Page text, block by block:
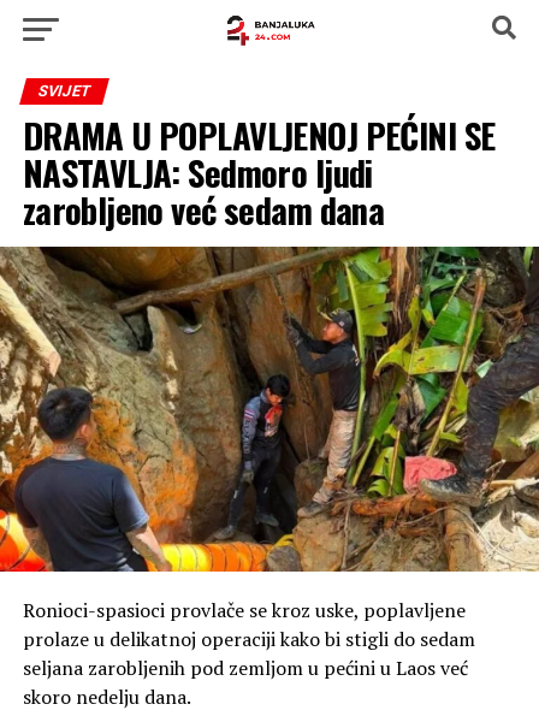
SVIJET
DRAMA U POPLAVLJENOJ PEĆINI SE
NASTAVLJA: Sedmoro ljudi
zarobljeno već sedam dana
Ronioci-spasioci provlače se kroz uske, poplavljene
prolaze u delikatnoj operaciji kako bi stigli do sedam
seljana zarobljenih pod zemljom u pećini u Laos već
skoro nedelju dana.